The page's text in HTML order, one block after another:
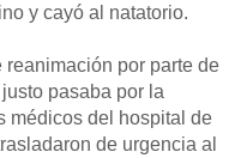
y cayó al natatorio.
por parte de
pasaba por la
médicos del hospital de
de urgencia al